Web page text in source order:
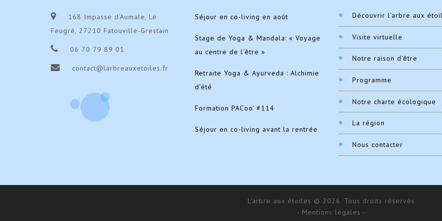
168 Impasse d’Aumale, Le
Feugré, 27210 Fatouville-Grestain
06 70 79 89 01
contact@larbreauxetoiles.fr
Séjour en co-living en août
Stage de Yoga & Mandala: « Voyage
au centre de l'être »
Retraite Yoga & Ayurveda : Alchimie
d’été
Formation PACoo' #114
Séjour en co-living avant la rentrée
Découvrir l’arbre aux
Visite virtuelle
Notre raison d’être
Programme
Notre charte écologique
La région
Nous contacter
L'arbre aux étoiles © 2026. Tous droits réservés
- Mentions légales -